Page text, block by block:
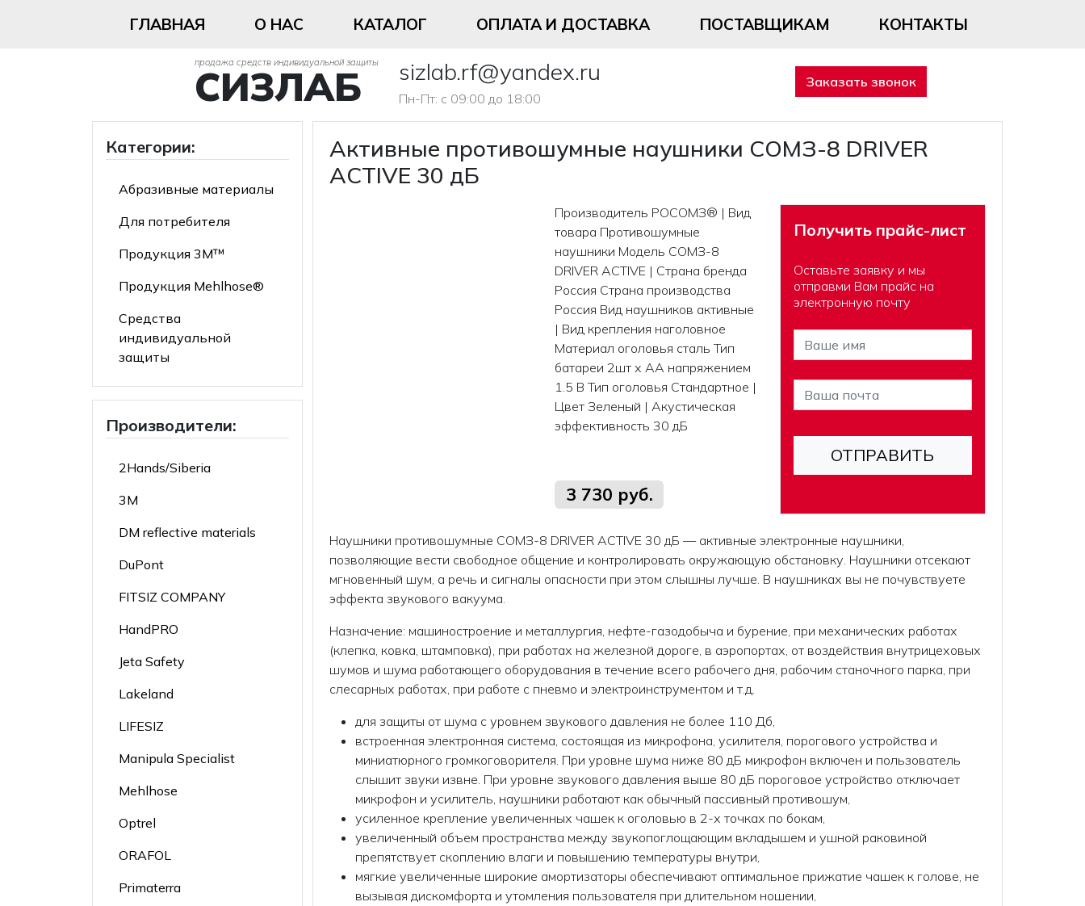
ГЛАВНАЯ О НАС КАТАЛОГ ОПЛАТА И ДОСТАВКА ПОСТАВЩИКАМ КОНТАКТЫ
продажа средств индивидуальной защиты
СИЗЛАБ sizlab.rf@yandex.ru
Пн-Пт: с 09:00 до 18:00
Заказать звонок
Категории:
Абразивные материалы
Для потребителя
Продукция 3М™
Продукция Mehlhose®
Средства
индивидуальной
защиты
Производители:
2Hands/Siberia
3M
DM reflective materials
DuPont
FITSIZ COMPANY
HandPRO
Jeta Safety
Lakeland
LIFESIZ
Manipula Specialist
Mehlhose
Optrel
ORAFOL
Primaterra
Активные противошумные наушники СОМЗ-8 DRIVER
ACTIVE 30 дБ
Производитель РОСОМЗ® | Вид
товара Противошумные
наушники Модель СОМЗ-8
DRIVER ACTIVE | Страна бренда
Россия Страна производства
Россия Вид наушников активные
| Вид крепления наголовное
Материал оголовья сталь Тип
батареи 2шт х АА напряжением
1.5 В Тип оголовья Стандартное |
Цвет Зеленый | Акустическая
эффективность 30 дБ
3 730 руб.
Получить прайс-лист
Оставьте заявку и мы
отправми Вам прайс на
электронную почту
Наушники противошумные СОМЗ-8 DRIVER ACTIVE 30 дБ — активные электронные наушники,
позволяющие вести свободное общение и контролировать окружающую обстановку. Наушники отсекают
мгновенный шум, а речь и сигналы опасности при этом слышны лучше. В наушниках вы не почувствуете
эффекта звукового вакуума.
Назначение: машиностроение и металлургия, нефте-газодобыча и бурение, при механических работах
(клепка, ковка, штамповка), при работах на железной дороге, в аэропортах, от воздействия внутрицеховых
шумов и шума работающего оборудования в течение всего рабочего дня, рабочим станочного парка, при
слесарных работах, при работе с пневмо и электроинструментом и т.д.
для защиты от шума с уровнем звукового давления не более 110 Дб,
встроенная электронная система, состоящая из микрофона, усилителя, порогового устройства и
миниатюрного громкоговорителя. При уровне шума ниже 80 дБ микрофон включен и пользователь
слышит звуки извне. При уровне звукового давления выше 80 дБ пороговое устройство отключает
микрофон и усилитель, наушники работают как обычный пассивный противошум,
усиленное крепление увеличенных чашек к оголовью в 2-х точках по бокам,
увеличенный объем пространства между звукопоглощающим вкладышем и ушной раковиной
препятствует скоплению влаги и повышению температуры внутри,
мягкие увеличенные широкие амортизаторы обеспечивают оптимальное прижатие чашек к голове, не
вызывая дискомфорта и утомления пользователя при длительном ношении,